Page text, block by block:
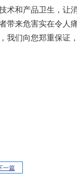
术和产品卫生，让
带来危害实在令人
我们向您郑重保证
一篇